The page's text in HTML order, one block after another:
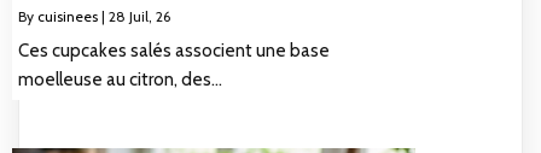
By cuisinees | 28 Juil, 26
Ces cupcakes salés associent une base
moelleuse au citron, des…